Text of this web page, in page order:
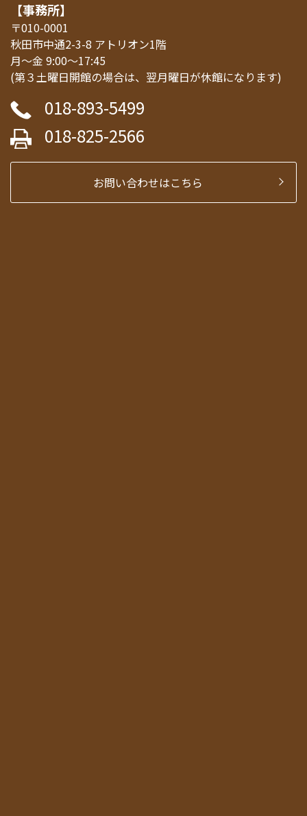
【事務所】
〒010-0001
秋田市中通2-3-8 アトリオン1階
月～金 9:00～17:45
(第３土曜日開館の場合は、翌月曜日が休館になります)
018-893-5499
018-825-2566
お問い合わせはこちら